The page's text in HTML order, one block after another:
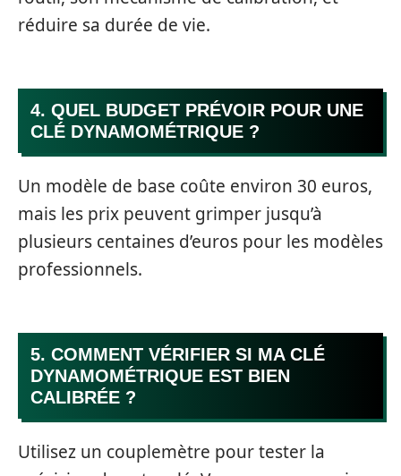
réduire sa durée de vie.
4. QUEL BUDGET PRÉVOIR POUR UNE
CLÉ DYNAMOMÉTRIQUE ?
Un modèle de base coûte environ 30 euros,
mais les prix peuvent grimper jusqu’à
plusieurs centaines d’euros pour les modèles
professionnels.
5. COMMENT VÉRIFIER SI MA CLÉ
DYNAMOMÉTRIQUE EST BIEN
CALIBRÉE ?
Utilisez un couplemètre pour tester la